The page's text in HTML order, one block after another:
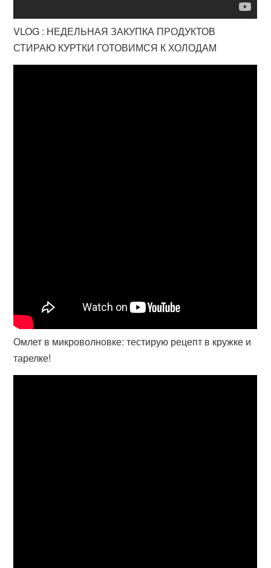
VLOG : НЕДЕЛЬНАЯ ЗАКУПКА ПРОДУКТОВ
СТИРАЮ КУРТКИ ГОТОВИМСЯ К ХОЛОДАМ
Омлет в микроволновке: тестирую рецепт в кружке и
тарелке!